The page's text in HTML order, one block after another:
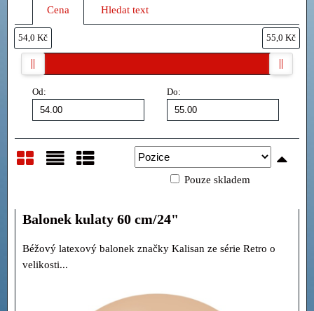
Cena Hledat text
Od: Do:
54,0 Kč 55,0 Kč
Pouze skladem
Balonek kulaty 60 cm/24"
Béžový latexový balonek značky Kalisan ze série Retro o
velikosti...